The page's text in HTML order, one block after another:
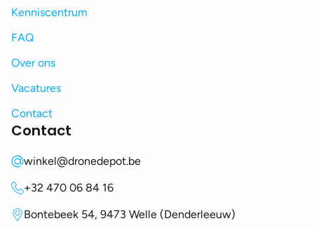
Kenniscentrum
FAQ
Over ons
Vacatures
Contact
Contact
winkel@dronedepot.be
+32 470 06 84 16
Bontebeek 54, 9473 Welle (Denderleeuw)